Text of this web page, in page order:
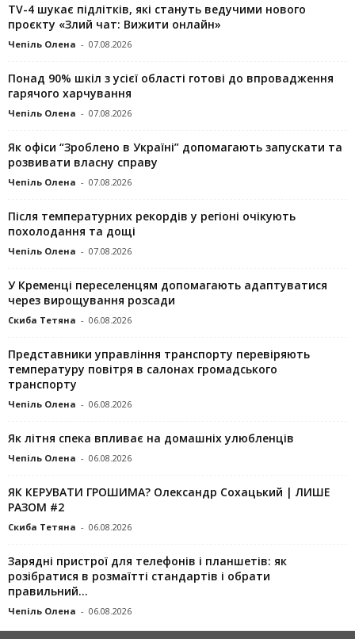
TV-4 шукає підлітків, які стануть ведучими нового
проєкту «Злий чат: Вижити онлайн»
Чепіль Олена - 07.08.2026
Понад 90% шкіл з усієї області готові до впровадження
гарячого харчування
Чепіль Олена - 07.08.2026
Як офіси “Зроблено в Україні” допомагають запускaти та
розвивати власну справу
Чепіль Олена - 07.08.2026
Після температурних рекордів у регіоні очікують
похолодання та дощі
Чепіль Олена - 07.08.2026
У Кременці переселенцям допомагають адаптуватися
через вирощування розсади
Скиба Тетяна - 06.08.2026
Представники управління транспорту перевіряють
температуру повітря в салонах громадського
транспорту
Чепіль Олена - 06.08.2026
Як літня спека впливає на домашніх улюбленців
Чепіль Олена - 06.08.2026
ЯК КЕРУВАТИ ГРОШИМА? Олександр Сохацький | ЛИШЕ
РАЗОМ #2
Скиба Тетяна - 06.08.2026
Зарядні пристрої для телефонів і планшетів: як
розібратися в розмаїтті стандартів і обрати
правильний...
Чепіль Олена - 06.08.2026